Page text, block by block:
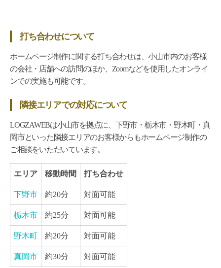
打ち合わせについて
ホームページ制作に関する打ち合わせは、小山市内のお客様
の会社・店舗への訪問のほか、Zoomなどを使用したオンライ
ンでの実施も可能です。
隣接エリアでの対応について
LOGZAWEBは小山市を拠点に、下野市・栃木市・野木町・真
岡市といった隣接エリアのお客様からもホームページ制作の
ご相談をいただいています。
エリア 移動時間 打ち合わせ
下野市 約20分 対面可能
栃木市 約25分 対面可能
野木町 約20分 対面可能
真岡市 約30分 対面可能